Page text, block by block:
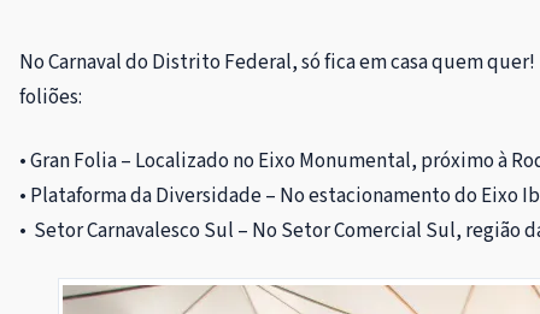
No Carnaval do Distrito Federal, só fica em casa quem
foliões:
• Gran Folia – Localizado no Eixo Monumental, próximo à
• Plataforma da Diversidade – No estacionamento do Eixo
• Setor Carnavalesco Sul – No Setor Comercial Sul, região